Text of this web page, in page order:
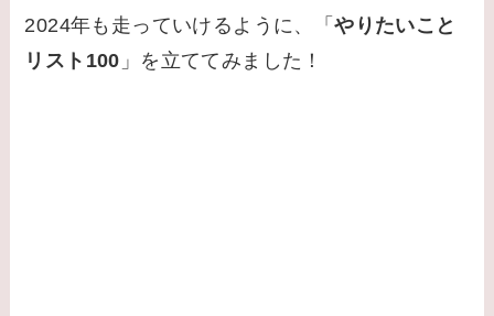
2024年も走っていけるように、「やりたいこと
リスト100 」を立ててみました！